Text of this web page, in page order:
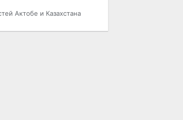
Актобе и Казахстана